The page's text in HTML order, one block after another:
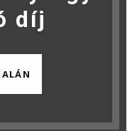
díj